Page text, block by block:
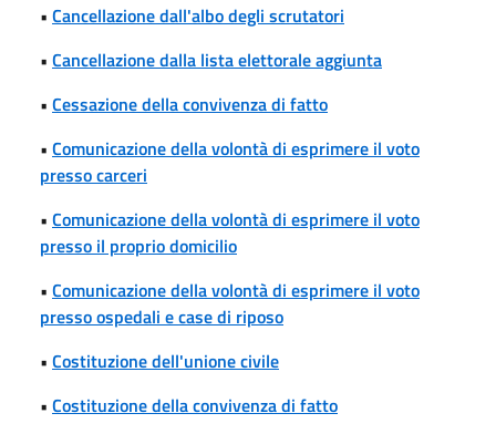
• Cancellazione dall'albo degli scrutatori
• Cancellazione dalla lista elettorale aggiunta
• Cessazione della convivenza di fatto
• Comunicazione della volontà di esprimere il voto
presso carceri
• Comunicazione della volontà di esprimere il voto
presso il proprio domicilio
• Comunicazione della volontà di esprimere il voto
presso ospedali e case di riposo
• Costituzione dell'unione civile
• Costituzione della convivenza di fatto